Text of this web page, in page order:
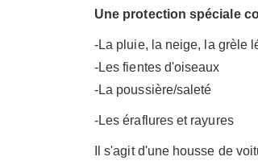
Une protection spéciale
-La pluie, la neige, la grèle
-Les fientes d'oiseaux
-La poussière/saleté
-Les éraflures et rayures
Il s'agit d'une housse de